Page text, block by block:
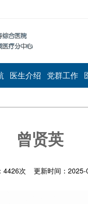
医生介绍 党群工作
曾贤英
4426次 更新时间：2025-